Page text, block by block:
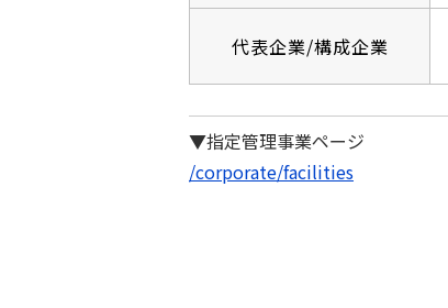
代表企業/構成企業
▼指定管理事業ページ
/corporate/facilities